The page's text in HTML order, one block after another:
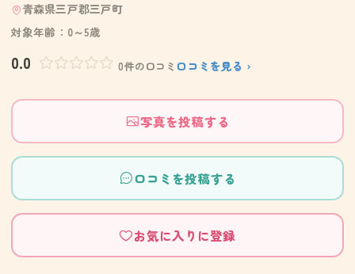
青森県三戸郡三戸町
対象年齢：0～5歳
0.0 0件の口コミ 口コミを見る ›
写真を投稿する
口コミを投稿する
お気に入りに登録